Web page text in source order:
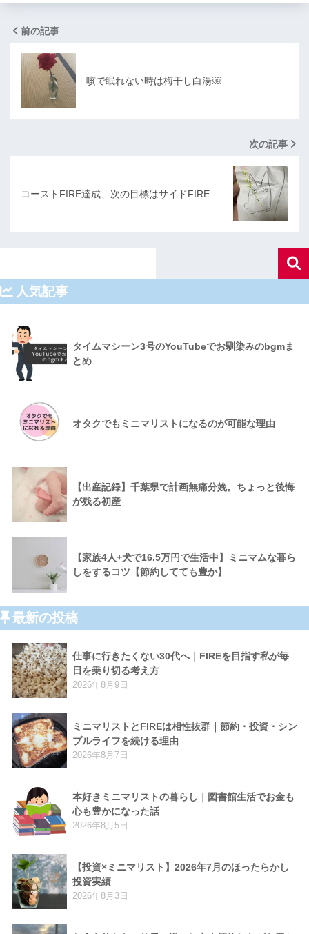
前の記事
咳で眠れない時は梅干し白湯￼
次の記事
コーストFIRE達成、次の目標はサイドFIRE
人気記事
タイムマシーン3号のYouTubeでお馴染みのbgmま
とめ
オタクでもミニマリストになるのが可能な理由
【出産記録】千葉県で計画無痛分娩。ちょっと後悔
が残る初産
【家族4人+犬で16.5万円で生活中】ミニマムな暮ら
しをするコツ【節約してても豊か】
最新の投稿
仕事に行きたくない30代へ｜FIREを目指す私が毎
日を乗り切る考え方
2026年8月9日
ミニマリストとFIREは相性抜群｜節約・投資・シン
プルライフを続ける理由
2026年8月7日
本好きミニマリストの暮らし｜図書館生活でお金も
心も豊かになった話
2026年8月5日
【投資×ミニマリスト】2026年7月のほったらかし
投資実績
2026年8月3日